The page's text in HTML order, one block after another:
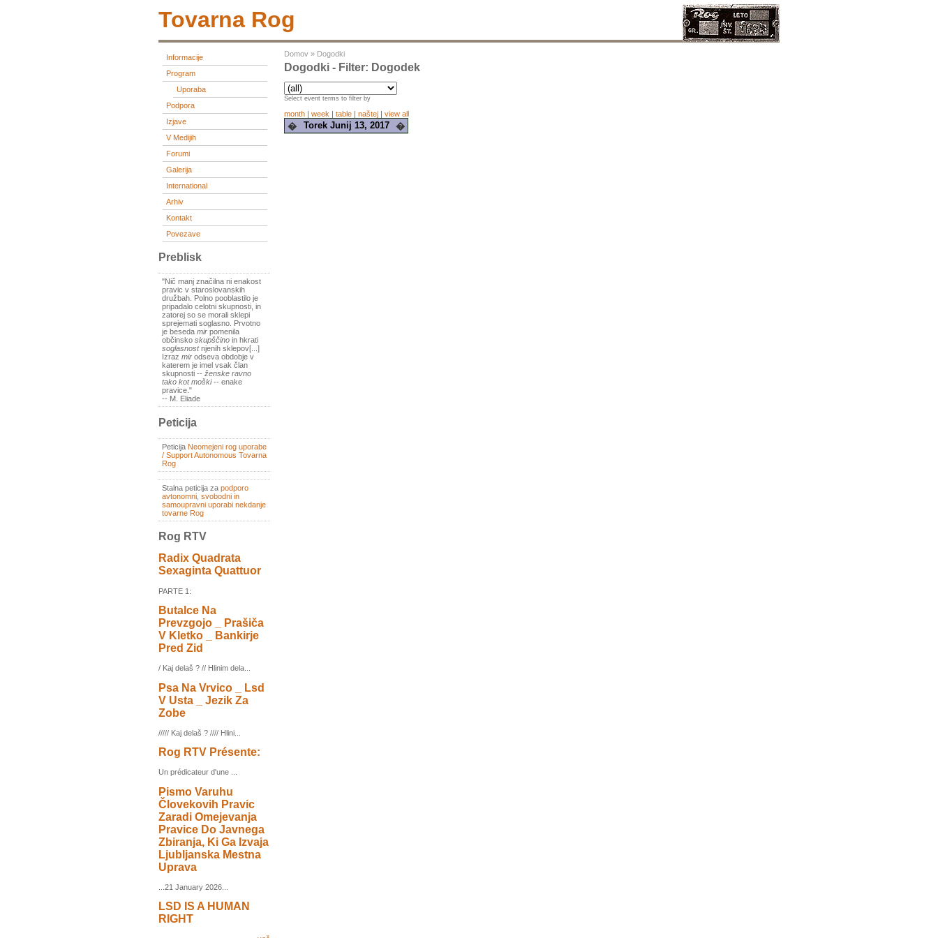
Tovarna Rog
Informacije
Program
Uporaba
Podpora
Izjave
V Medijih
Forumi
Galerija
International
Arhiv
Kontakt
Povezave
Preblisk
"Nič manj značilna ni enakost
pravic v staroslovanskih
družbah. Polno pooblastilo je
pripadalo celotni skupnosti, in
zatorej so se morali sklepi
sprejemati soglasno. Prvotno
je beseda mir pomenila
občinsko skupščino in hkrati
soglasnostnjenih sklepov[...]
Izraz mir odseva obdobje v
katerem je imel vsak član
skupnosti -- ženske ravno
tako kot moški-- enake
pravice."
-- M. Eliade
Peticija
Peticija Neomejeni rog uporabe
/ Support Autonomous Tovarna
Rog
Stalna peticija za podporo
avtonomni, svobodni in
samoupravni uporabi nekdanje
tovarne Rog
Rog RTV
Radix Quadrata
Sexaginta Quattuor
PARTE 1:
Butalce Na
Prevzgojo _ Prašiča
V Kletko _ Bankirje
Pred Zid
/ Kaj delaš ? // Hlinim dela...
Psa Na Vrvico _ Lsd
V Usta _ Jezik Za
Zobe
///// Kaj delaš ? //// Hlini...
Rog RTV Présente:
Un prédicateur d'une ...
Pismo Varuhu
Človekovih Pravic
Zaradi Omejevanja
Pravice Do Javnega
Zbiranja, Ki Ga Izvaja
Ljubljanska Mestna
Uprava
...21 January 2026...
LSD IS A HUMAN
RIGHT
Domov » Dogodki
Dogodki - Filter: Dogodek
Select event terms to filter by
month | week | table | naštej | view all
� Torek Junij 13, 2017 �